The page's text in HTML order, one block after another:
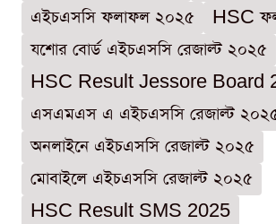
এইচএসসি ফলাফল ২০২৫
HSC
যশোর বোর্ড এইচএসসি রেজাল্ট ২০২৫
HSC Result Jessore Board
এসএমএস এ এইচএসসি রেজাল্ট
অনলাইনে এইচএসসি রেজাল্ট ২০২৫
মোবাইলে এইচএসসি রেজাল্ট ২০২৫
HSC Result SMS 2025